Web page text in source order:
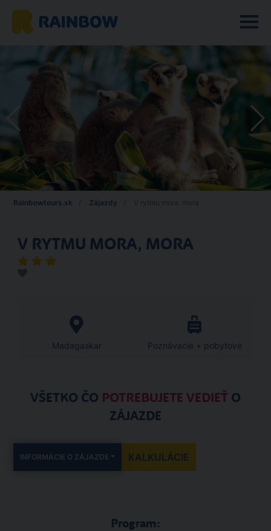
Rainbowtours.sk Zájazdy
V RYTMU MORA, MORA
Madagaskar Poznávacie + pobytové
VŠETKO ČO POTREBUJETE VEDIEŤ O
ZÁJAZDE
INFORMÁCIE O ZÁJAZDE KALKULÁCIE
Program: